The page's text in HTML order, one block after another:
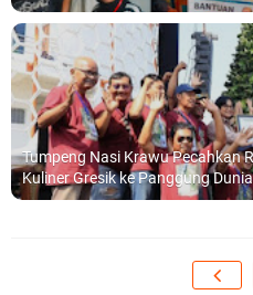
Tumpeng Nasi Krawu Pecahkan
Kuliner Gresik ke Panggung Dunia